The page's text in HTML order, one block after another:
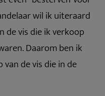
wil ik uiteraard
de vis die ik verkoop
Daarom ben ik
de vis die in de